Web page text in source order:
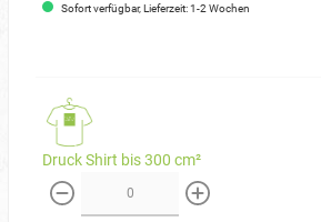
Sofort verfügbar, Lieferzeit: 1-2 Wochen
Druck Shirt bis 300 cm²
weniger mehr